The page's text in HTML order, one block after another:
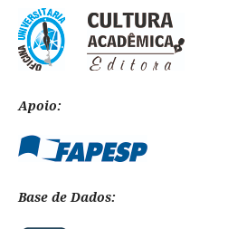
Apoio:
Base de Dados: